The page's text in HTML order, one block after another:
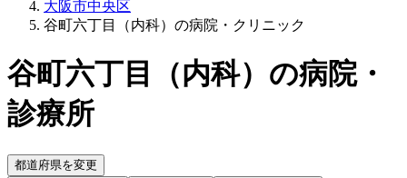
大阪市中央区
谷町六丁目（内科）の病院・クリニック
谷町六丁目 （内科） の病院・
診療所
都道府県を変更